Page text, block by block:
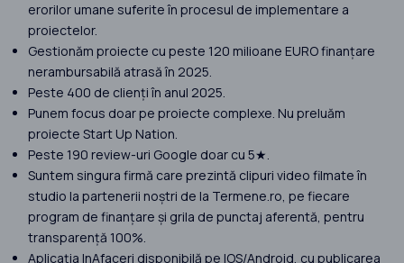
erorilor umane suferite în procesul de implementare a
proiectelor.
Gestionăm proiecte cu peste 120 milioane EURO finanțare
nerambursabilă atrasă în 2025.
Peste 400 de clienți în anul 2025.
Punem focus doar pe proiecte complexe. Nu preluăm
proiecte Start Up Nation.
Peste 190 review-uri Google doar cu 5★.
Suntem singura firmă care prezintă clipuri video filmate în
studio la partenerii noștri de la Termene.ro, pe fiecare
program de finanțare și grila de punctaj aferentă, pentru
transparență 100%.
Aplicația InAfaceri disponibilă pe IOS/Android, cu publicarea